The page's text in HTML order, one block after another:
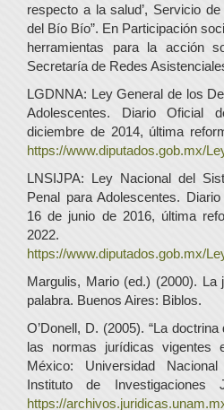
respecto a la salud’, Servicio
del Bío Bío”. En Participación
herramientas para la acción
Secretaría de Redes
LGDNNA: Ley General de los
Adolescentes. Diario Oficial
diciembre de 2014, última
https://www.diputados.gob.mx/
LNSIJPA: Ley Nacional del
Penal para Adolescentes.
16 de junio de 2016, última
2022.
https://www.diputados.gob.mx/
Margulis, Mario (ed.) (2000).
palabra. Buenos Aires: Biblos.
O’Donell, D. (2005). “La
las normas jurídicas vigentes
México: Universidad
Instituto de Investigaciones
https://